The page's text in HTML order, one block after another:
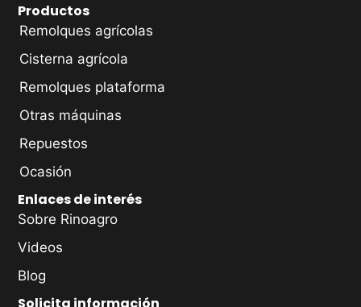
Productos
Remolques agrícolas
Cisterna agrícola
Remolques plataforma
Otras máquinas
Repuestos
Ocasión
Enlaces de interés
Sobre Rinoagro
Videos
Blog
Solicita información